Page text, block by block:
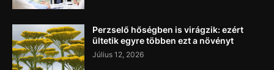
Perzselő hőségben is virágzik: ezért
ültetik egyre többen ezt a növényt
Július 12, 2026